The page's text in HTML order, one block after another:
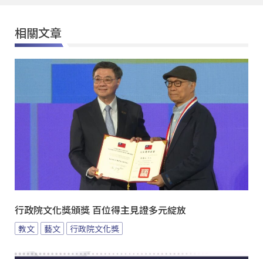
相關文章
行政院文化獎頒獎 百位得主見證多元綻放
教文 藝文 行政院文化獎